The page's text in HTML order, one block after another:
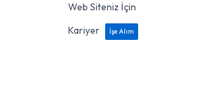
Web Siteniz İçin
Kariyer
İşe Alım